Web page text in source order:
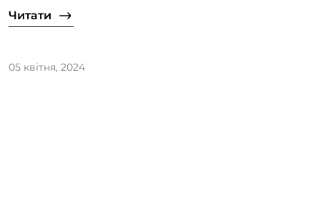
Читати
05 квітня, 2024